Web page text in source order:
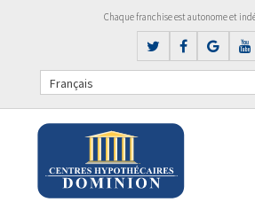
Chaque franchise est autonome et
Français